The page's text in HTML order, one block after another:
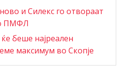
и Силекс го отвораат
ПМФЛ
беше најреален
максимум во Скопје